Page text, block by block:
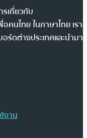
เกี่ยวกับ
คนไทย ในภาษาไทย เรา
ร์ดต่างประเทศและนำมา
งาน